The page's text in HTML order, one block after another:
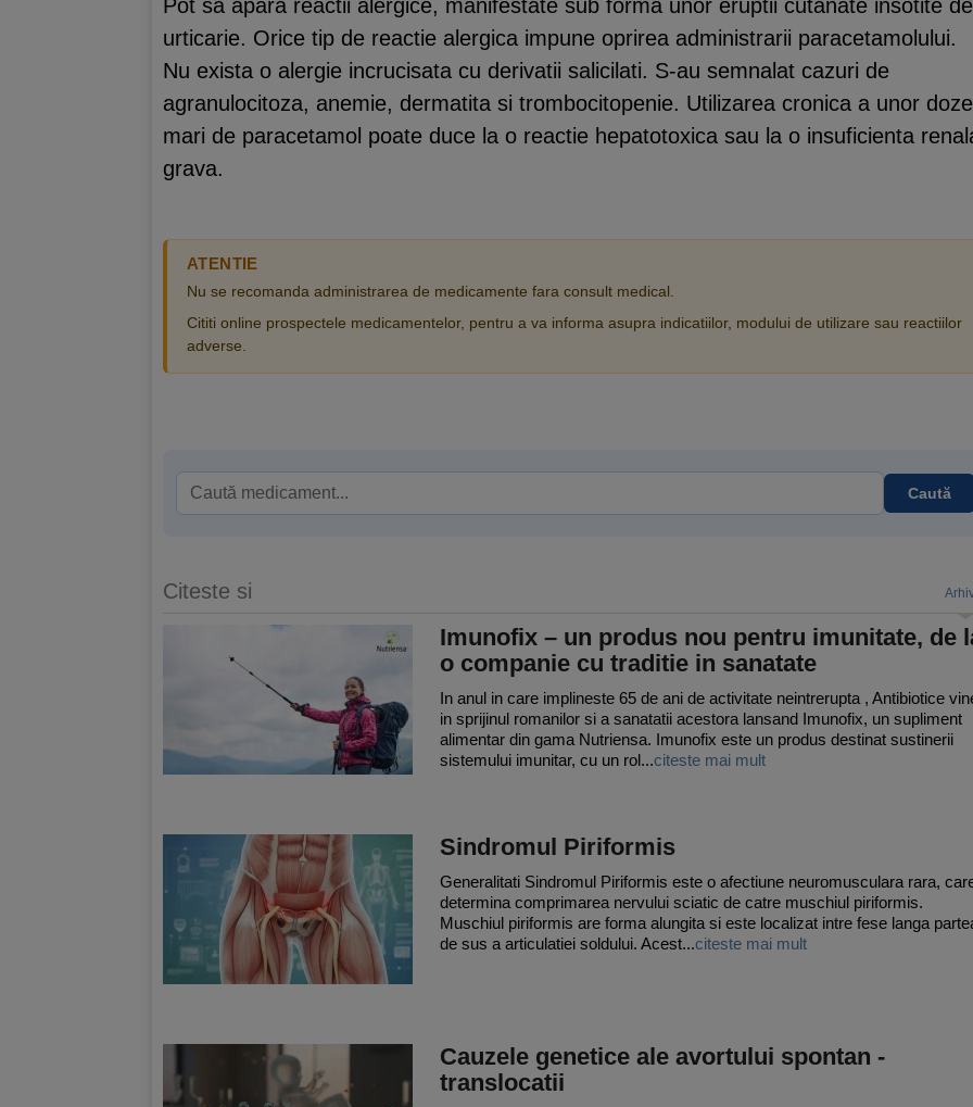
Pot sa apara reactii alergice, manifestate sub forma unor eruptii cutanate insotite de
urticarie. Orice tip de reactie alergica impune oprirea administrarii paracetamolului.
Nu exista o alergie incrucisata cu derivatii salicilati. S-au semnalat cazuri de
agranulocitoza, anemie, dermatita si trombocitopenie. Utilizarea cronica a unor doze
mari de paracetamol poate duce la o reactie hepatotoxica sau la o insuficienta
grava.
ATENTIE
Nu se recomanda administrarea de medicamente fara consult medical.
Cititi online prospectele medicamentelor, pentru a va informa asupra indicatiilor, modului de utilizare sau reactiilor
adverse.
Caută
Citeste si
Imunofix – un produs nou pentru imunitate, de
o companie cu traditie in sanatate
In anul in care implineste 65 de ani de activitate neintrerupta , Antibiotice
in sprijinul romanilor si a sanatatii acestora lansand Imunofix, un supliment
alimentar din gama Nutriensa. Imunofix este un produs destinat sustinerii
sistemului imunitar, cu un rol...citeste mai mult
Sindromul Piriformis
Generalitati Sindromul Piriformis este o afectiune neuromusculara rara,
determina comprimarea nervului sciatic de catre muschiul piriformis.
Muschiul piriformis are forma alungita si este localizat intre fese langa
de sus a articulatiei soldului. Acest...citeste mai mult
Cauzele genetice ale avortului spontan -
translocatii